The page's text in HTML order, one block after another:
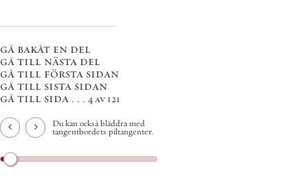
gå bakåt en del
gå till nästa del
gå till första sidan
gå till sista sidan
gå till sida . . . 4 av 121
Du kan också bläddra med
tangentbordets piltangenter.